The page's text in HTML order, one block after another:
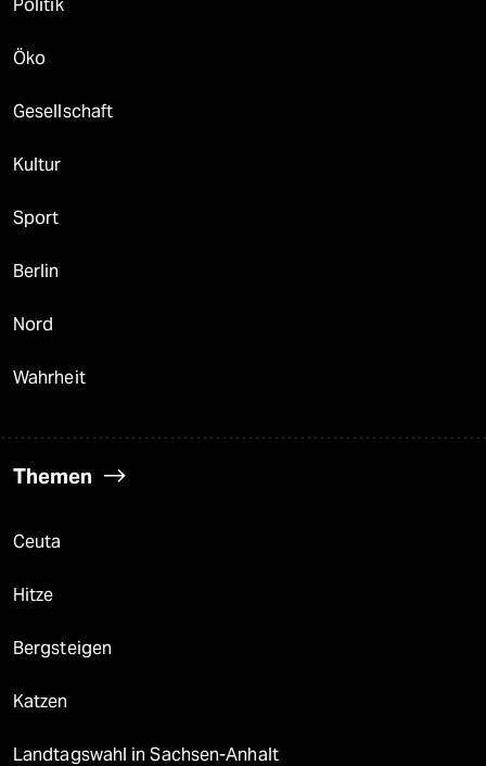
Politik
Öko
Gesellschaft
Kultur
Sport
Berlin
Nord
Wahrheit
Themen
Ceuta
Hitze
Bergsteigen
Katzen
Landtagswahl in Sachsen-Anhalt